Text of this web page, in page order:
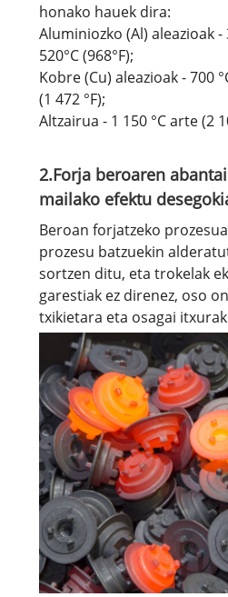
honako hauek dira:
Aluminiozko (Al) aleazioak -
520°C (968°F);
Kobre (Cu) aleazioak - 700
(1 472 °F);
Altzairua - 1 150 °C arte (2
2.Forja beroaren
mailako efektu
Beroan forjatzeko
prozesu batzuekin
sortzen ditu, eta trokelak
garestiak ez direnez, oso
txikietara eta osagai